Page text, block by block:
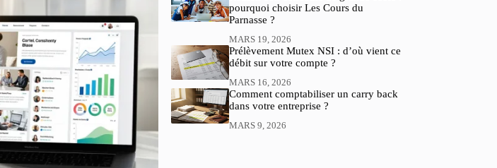
pourquoi choisir Les Cours du
Parnasse ?
MARS 19, 2026
Prélèvement Mutex NSI : d’où vient ce
débit sur votre compte ?
MARS 16, 2026
Comment comptabiliser un carry back
dans votre entreprise ?
MARS 9, 2026